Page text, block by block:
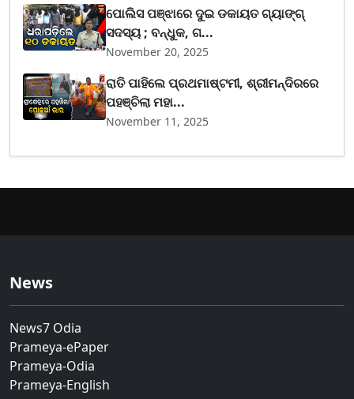
ପୋଲିସ ପଞ୍ଝାରେ ଦୁଇ ଡକାୟତ ଗ୍ୟାଙ୍ଗ୍
ସଦସ୍ୟ ; ବନ୍ଧୁକ, ଗ...
November 20, 2025
ରାତି ପାହିଲେ ପ୍ରଥମାଷ୍ଟମୀ, ଶ୍ରୀମନ୍ଦିରରେ
ପହଞ୍ଚିଲା ମହା...
November 11, 2025
News
News7 Odia
Prameya-ePaper
Prameya-Odia
Prameya-English